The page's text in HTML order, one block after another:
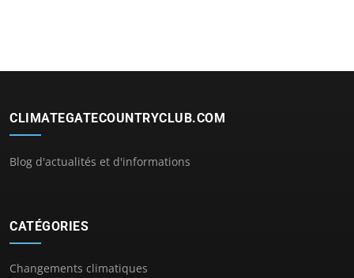
CLIMATEGATECOUNTRYCLUB.COM
Blog d'actualités et d'informations
CATÉGORIES
Changements climatiques